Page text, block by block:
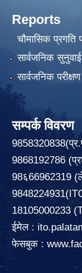
Reports
चौमासिक प्रगति
सार्वजनिक सुनुवाई
सार्वजनिक परीक्षण
सम्पर्क विवरण
9868192786
98६66962319
18105000233
ईमेल :
फेसबुक :